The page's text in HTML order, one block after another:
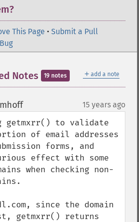
This Page • Submit a Pull
＋ add a note
Notes 19 notes
¶ 15 years ago
to validate
of email addresses
forms, and
effect with some
when checking non-
since the domain
getmxrr() returns